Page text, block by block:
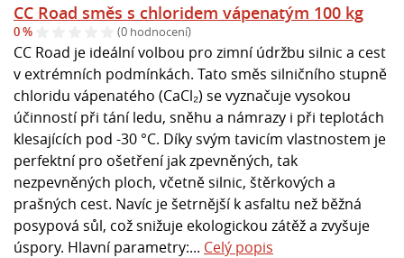
CC Road směs s chloridem vápenatým 100 kg
0 % (0 hodnocení)
CC Road je ideální volbou pro zimní údržbu silnic a cest
v extrémních podmínkách. Tato směs silničního stupně
chloridu vápenatého (CaCl₂) se vyznačuje vysokou
účinností při tání ledu, sněhu a námrazy i při teplotách
klesajících pod -30 °C. Díky svým tavicím vlastnostem je
perfektní pro ošetření jak zpevněných, tak
nezpevněných ploch, včetně silnic, štěrkových a
prašných cest. Navíc je šetrnější k asfaltu než běžná
posypová sůl, což snižuje ekologickou zátěž a zvyšuje
úspory. Hlavní parametry:... Celý popis